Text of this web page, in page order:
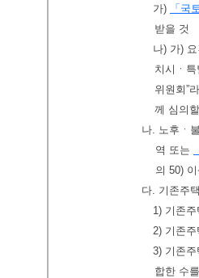
가)
「국
받을 것
나) 가)
치시ㆍ
위원회”
께 심의
나. 노후ㆍ
역 또는
의 50)
다. 기존주
1) 기존
2) 기존
3) 기존
합한 수